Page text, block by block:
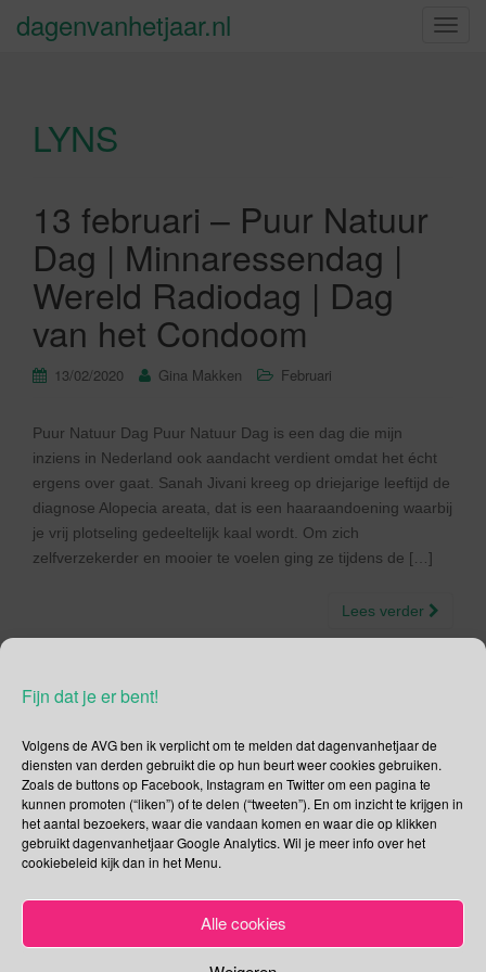
Fijn dat je er bent!
Volgens de AVG ben ik verplicht om te melden dat dagenvanhetjaar de
diensten van derden gebruikt die op hun beurt weer cookies gebruiken.
Zoals de buttons op Facebook, Instagram en Twitter om een pagina te
kunnen promoten (“liken”) of te delen (“tweeten”). En om inzicht te krijgen in
het aantal bezoekers, waar die vandaan komen en waar die op klikken
gebruikt dagenvanhetjaar Google Analytics. Wil je meer info over het
cookiebeleid kijk dan in het Menu.
Alle cookies
S
dagenvanhetjaar.nl
LYNS
13 februari – Puur Natuur
Dag | Minnaressendag |
Wereld Radiodag | Dag
van het Condoom
13/02/2020 Gina Makken Februari
Puur Natuur Dag Puur Natuur Dag is een dag die mijn
inziens in Nederland ook aandacht verdient omdat het écht
ergens over gaat. Sanah Jivani kreeg op driejarige leeftijd de
diagnose Alopecia areata, dat is een haaraandoening waarbij
je vrij plotseling gedeeltelijk kaal wordt. Om zich
zelfverzekerder en mooier te voelen ging ze tijdens de […]
Lees verder
Social Media
Je kunt me volgen op
Zoeken